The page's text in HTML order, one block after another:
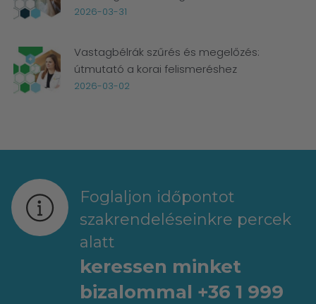
2026-03-31
Vastagbélrák szűrés és megelőzés:
útmutató a korai felismeréshez
2026-03-02
Foglaljon időpontot
szakrendeléseinkre percek
alatt
keressen minket
bizalommal +36 1 999